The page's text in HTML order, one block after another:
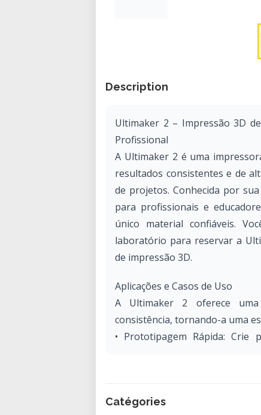
Description
Ultimaker 2 – Impressão 3D
Profissional
A Ultimaker 2 é uma
resultados consistentes e de
de projetos. Conhecida por
para profissionais e
único material confiáveis.
laboratório para reservar a
de impressão 3D.
Aplicações e Casos de Uso
A Ultimaker 2 oferece
consistência, tornando-a uma
• Prototipagem Rápida: Crie
• Testes de Encaixe e
Catégories